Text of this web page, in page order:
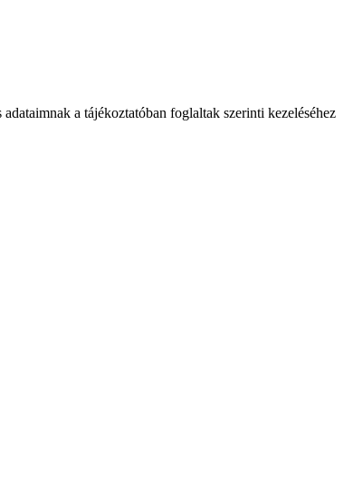
a tájékoztatóban foglaltak szerinti kezeléséhez